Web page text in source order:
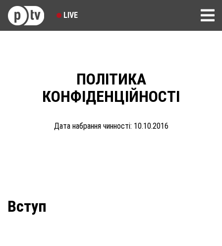
LIVE
ПОЛІТИКА
КОНФІДЕНЦІЙНОСТІ
Дата набрання чинності: 10.10.2016
Вступ